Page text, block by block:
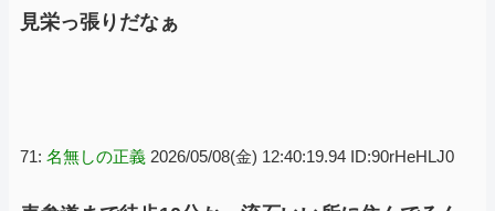
見栄っ張りだなぁ
71: 名無しの正義 2026/05/08(金) 12:40:19.94 ID:90rHeHLJ0